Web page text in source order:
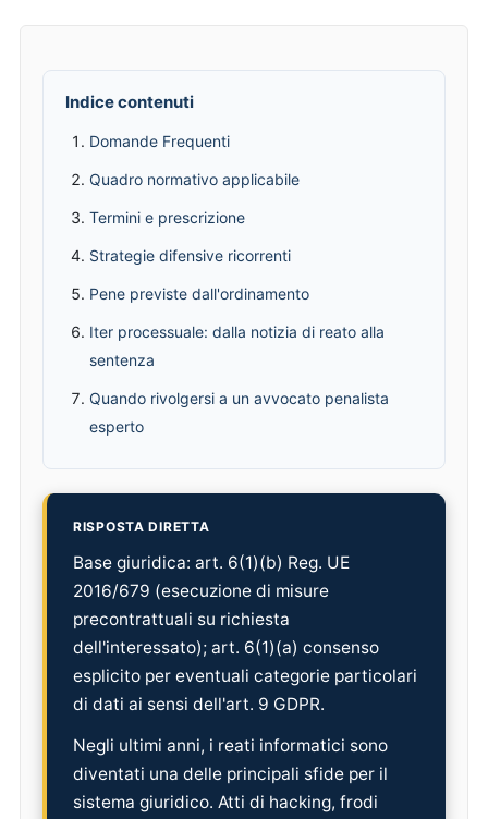
Indice contenuti
Domande Frequenti
Quadro normativo applicabile
Termini e prescrizione
Strategie difensive ricorrenti
Pene previste dall'ordinamento
Iter processuale: dalla notizia di reato alla
sentenza
Quando rivolgersi a un avvocato penalista
esperto
RISPOSTA DIRETTA
Base giuridica: art. 6(1)(b) Reg. UE
2016/679 (esecuzione di misure
precontrattuali su richiesta
dell'interessato); art. 6(1)(a) consenso
esplicito per eventuali categorie particolari
di dati ai sensi dell'art. 9 GDPR.
Negli ultimi anni, i reati informatici sono
diventati una delle principali sfide per il
sistema giuridico. Atti di hacking, frodi